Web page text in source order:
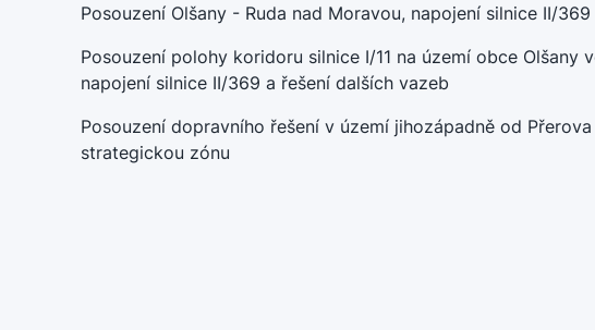
Posouzení Olšany - Ruda nad Moravou, napojení silnice II/369
Posouzení polohy koridoru silnice I/11 na území obce Olšany
napojení silnice II/369 a řešení dalších vazeb
Posouzení dopravního řešení v území jihozápadně od
strategickou zónu